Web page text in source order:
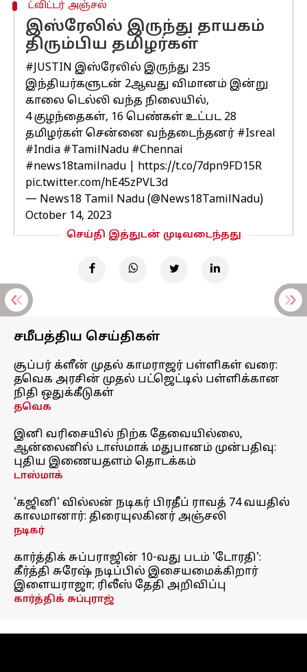
ட்விட்டர் அஞ்சல்
இஸ்ரேலில் இருந்து தாயகம்
திரும்பிய தமிழர்கள்
#JUSTIN இஸ்ரேலில் இருந்து 235
இந்தியர்களுடன் 2ஆவது விமானம் இன்று
காலை டெல்லி வந்த நிலையில்,
4 குழந்தைகள், 16 பெண்கள் உட்பட 28
தமிழர்கள் சென்னை வந்தடைந்தனர் #Isreal
#India #TamilNadu #Chennai
#news18tamilnadu
https://t.co/7dpn9FD15R
pic.twitter.com/hE45zPVL3d
— News18 Tamil Nadu (@News18TamilNadu)
October 14, 2023
செய்தி இத்துடன் முடிவடைந்தது
சமீபத்திய செய்திகள்
சூப்பர் க்ளீன் முதல் காமராஜர் பள்ளிகள் வரை:
தவெக அரசின் முதல் பட்ஜெட்டில் பள்ளிக்கான
நிதி ஒதுக்கீடுகள்
தவெக
இனி வரிசையில் நிற்க தேவையில்லை,
ஆன்லைனில் டாஸ்மாக் மதுபானம் முன்பதிவு:
புதிய இணையதளம் தொடக்கம்
டாஸ்மாக்
'கஜினி' வில்லன் நடிகர் பிரதீப் ராவத் 74 வயதில்
காலமானார்: திரையுலகினர் அஞ்சலி
நடிகர்
கார்த்திக் சுப்பராஜின் 10-வது படம் 'டோரதி':
கீர்த்தி சுரேஷ் நடிப்பில் இசையமைக்கிறார்
இளையராஜா; ரிலீஸ் தேதி அறிவிப்பு
கார்த்திக் சுப்புராஜ்